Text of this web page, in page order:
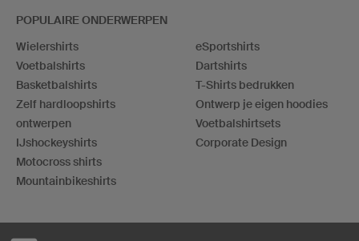
POPULAIRE ONDERWERPEN
Wielershirts
Voetbalshirts
Basketbalshirts
Zelf hardloopshirts
ontwerpen
IJshockeyshirts
Motocross shirts
Mountainbikeshirts
eSportshirts
Dartshirts
T-Shirts bedrukken
Ontwerp je eigen hoodies
Voetbalshirtsets
Corporate Design